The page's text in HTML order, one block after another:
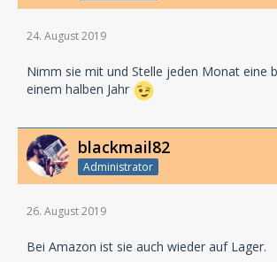
24. August 2019
Nimm sie mit und Stelle jeden Monat eine
einem halben Jahr
blackmail82
Administrator
26. August 2019
Bei Amazon ist sie auch wieder auf Lager.